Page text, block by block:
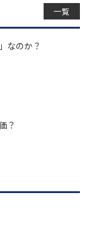
一覧
なのか？
？